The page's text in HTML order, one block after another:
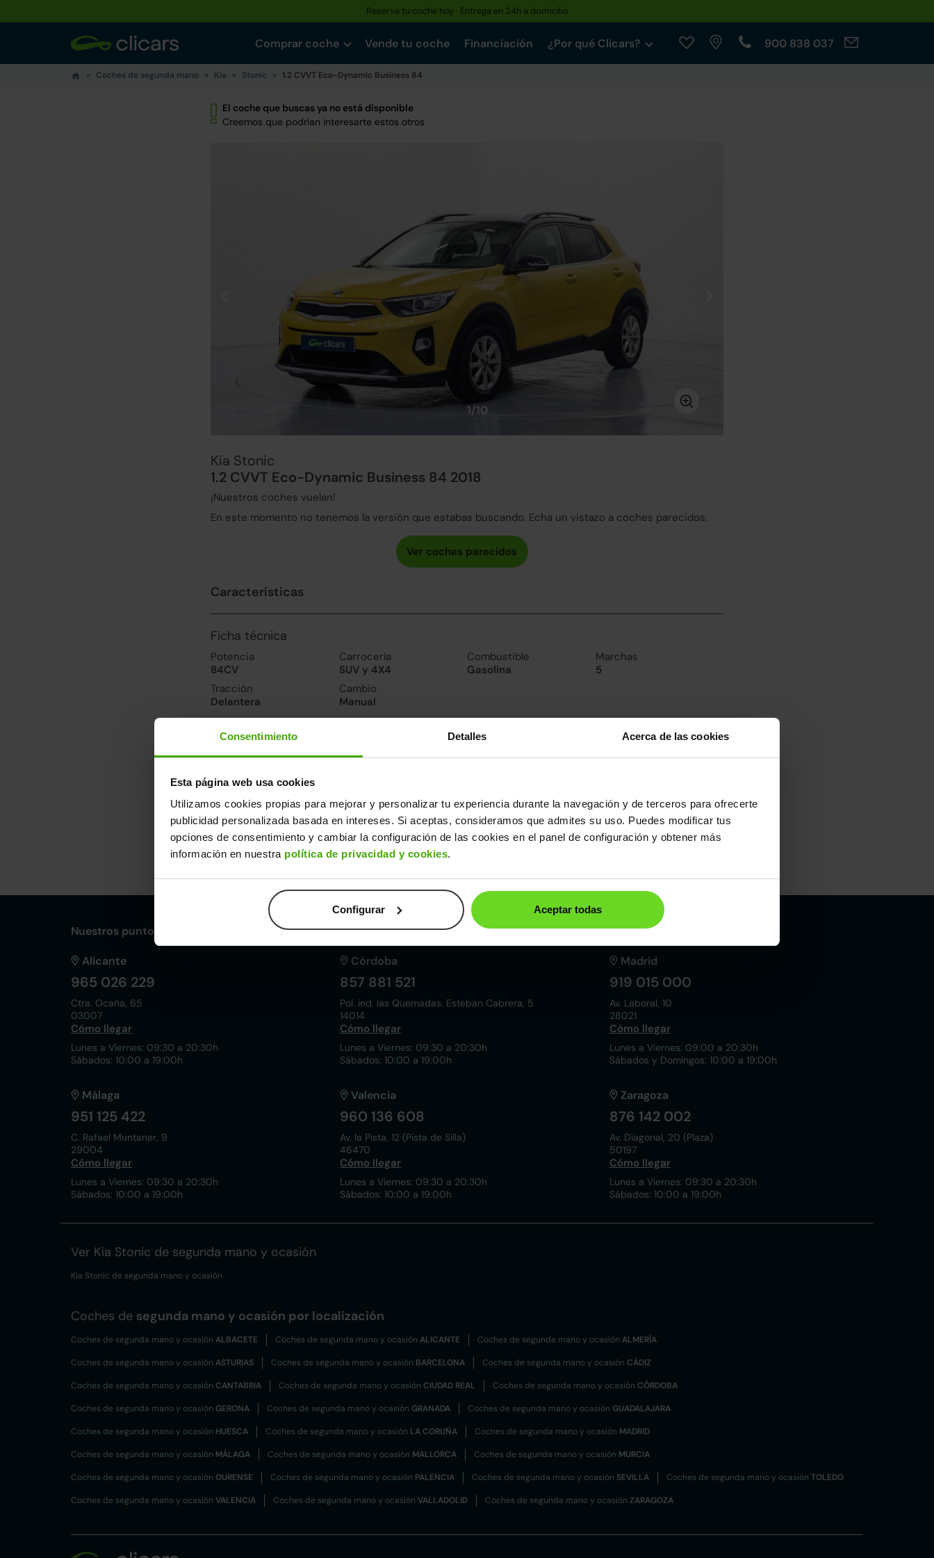
Consentimiento Detalles Acerca de las cookies
Esta página web usa cookies
Utilizamos cookies propias para mejorar y personalizar tu experiencia durante la navegación y de terceros para ofrecerte
publicidad personalizada basada en intereses. Si aceptas, consideramos que admites su uso. Puedes modificar tus
opciones de consentimiento y cambiar la configuración de las cookies en el panel de configuración y obtener más
información en nuestra política de privacidad y cookies.
Configurar Aceptar todas
Reserva tu coche hoy · Entrega en 24h a domicilio
Comprar coche Vende tu coche Financiación ¿Por qué Clicars? 900 838 037
Coches de segunda mano Kia Stonic 1.2 CVVT Eco-Dynamic Business 84
El coche que buscas ya no está disponible
Creemos que podrían interesarte estos otros
1/10
Kia Stonic
1.2 CVVT Eco-Dynamic Business 84 2018
¡Nuestros coches vuelan!
En este momento no tenemos la versión que estabas buscando. Echa un vistazo a coches parecidos.
Características
Ficha técnica
Potencia
84CV
Carrocería
SUV y 4X4
Combustible
Gasolina
Marchas
5
Tracción
Delantera
Cambio
Manual
Prestaciones, consumo y emisiones
165km/h
Consumo urbano
6.9l/100
Consumo carretera
5.4l/100
Dimensiones y otros datos
Largo
Ancho
1,76m
Alto
1,50m
Peso
1.145kg
Depósito
45l
Maletero
332l
Nuestros puntos de venta Clicars:
Alicante
965 026 229
Ctra. Ocaña, 65
03007
Cómo llegar
Lunes a Viernes: 09:30 a 20:30h
Sábados: 10:00 a 19:00h
Córdoba
857 881 521
Pol. ind. las Quemadas. Esteban Cabrera, 5
14014
Cómo llegar
Lunes a Viernes: 09:30 a 20:30h
Sábados: 10:00 a 19:00h
Madrid
919 015 000
Av. Laboral, 10
28021
Cómo llegar
Lunes a Viernes: 09:00 a 20:30h
Sábados y Domingos: 10:00 a 19:00h
Málaga
951 125 422
C. Rafael Muntaner, 9
29004
Cómo llegar
Lunes a Viernes: 09:30 a 20:30h
Sábados: 10:00 a 19:00h
Valencia
960 136 608
Av. la Pista, 12 (Pista de Silla)
46470
Cómo llegar
Lunes a Viernes: 09:30 a 20:30h
Sábados: 10:00 a 19:00h
Zaragoza
876 142 002
Av. Diagonal, 20 (Plaza)
50197
Cómo llegar
Lunes a Viernes: 09:30 a 20:30h
Sábados: 10:00 a 19:00h
Ver Kia Stonic de segunda mano y ocasión
Kia Stonic de segunda mano y ocasión
Coches de segunda mano y ocasión por localización
Coches de segunda mano y ocasión ALBACETE Coches de segunda mano y ocasión ALICANTE Coches de segunda mano y ocasión ALMERÍA
Coches de segunda mano y ocasión ASTURIAS Coches de segunda mano y ocasión BARCELONA Coches de segunda mano y ocasión CÁDIZ
Coches de segunda mano y ocasión CANTABRIA Coches de segunda mano y ocasión CIUDAD REAL Coches de segunda mano y ocasión CÓRDOBA
Coches de segunda mano y ocasión GERONA Coches de segunda mano y ocasión GRANADA Coches de segunda mano y ocasión GUADALAJARA
Coches de segunda mano y ocasión HUESCA Coches de segunda mano y ocasión LA CORUÑA Coches de segunda mano y ocasión MADRID
Coches de segunda mano y ocasión MÁLAGA Coches de segunda mano y ocasión MALLORCA Coches de segunda mano y ocasión MURCIA
Coches de segunda mano y ocasión OURENSE Coches de segunda mano y ocasión PALENCIA Coches de segunda mano y ocasión SEVILLA Coches de segunda mano y ocasión TOLEDO
Coches de segunda mano y ocasión VALENCIA Coches de segunda mano y ocasión VALLADOLID Coches de segunda mano y ocasión ZARAGOZA